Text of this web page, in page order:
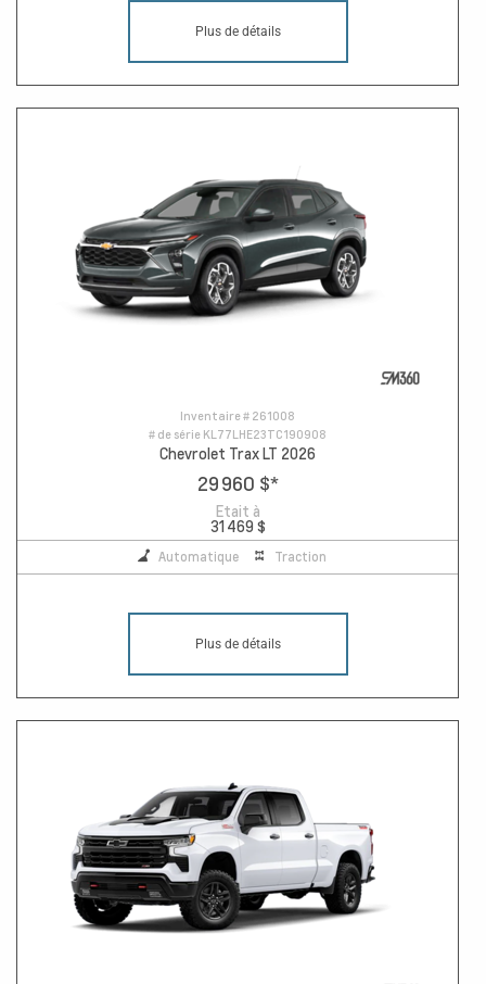
Plus de détails
Inventaire # 261008
# de série KL77LHE23TC190908
Chevrolet Trax LT 2026
29 960 $*
Etait à
31 469 $
Automatique Traction
Plus de détails